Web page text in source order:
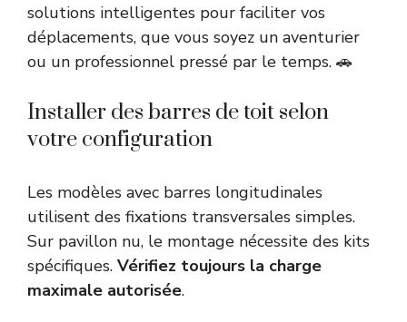
solutions intelligentes pour faciliter vos
déplacements, que vous soyez un aventurier
ou un professionnel pressé par le temps. 🚗
Installer des barres de toit selon
votre configuration
Les modèles avec barres longitudinales
utilisent des fixations transversales simples.
Sur pavillon nu, le montage nécessite des kits
spécifiques. Vérifiez toujours la charge
maximale autorisée.